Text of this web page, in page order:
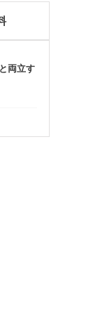
両立す